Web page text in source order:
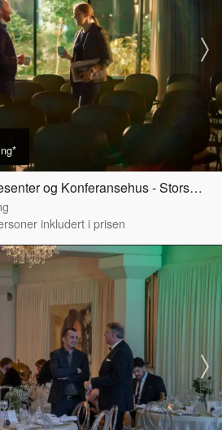
INC. Økern Portal Møtesenter og Konferansehus - Storsalen
inkludert i prisen